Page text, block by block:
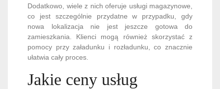
Dodatkowo, wiele z nich oferuje usługi magazynowe,
co jest szczególnie przydatne w przypadku, gdy
nowa lokalizacja nie jest jeszcze gotowa do
zamieszkania. Klienci mogą również skorzystać z
pomocy przy załadunku i rozładunku, co znacznie
ułatwia cały proces.
Jakie ceny usług